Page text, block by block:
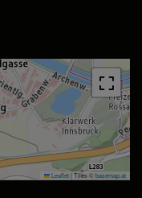
Leaflet|Tiles ©basemap.at